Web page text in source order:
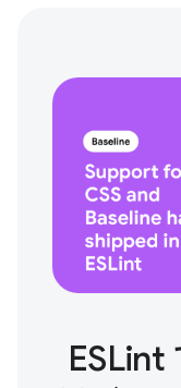
ESLint